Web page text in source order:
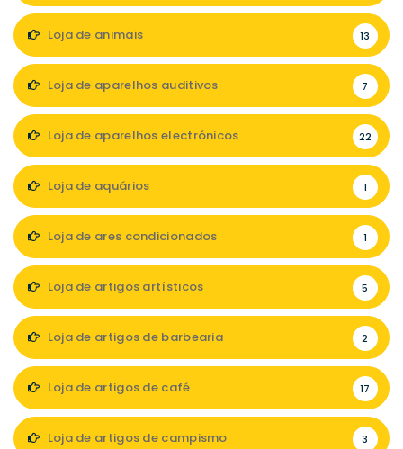
Loja de animais 13
Loja de aparelhos auditivos 7
Loja de aparelhos electrónicos 22
Loja de aquários 1
Loja de ares condicionados 1
Loja de artigos artísticos 5
Loja de artigos de barbearia 2
Loja de artigos de café 17
Loja de artigos de campismo 3